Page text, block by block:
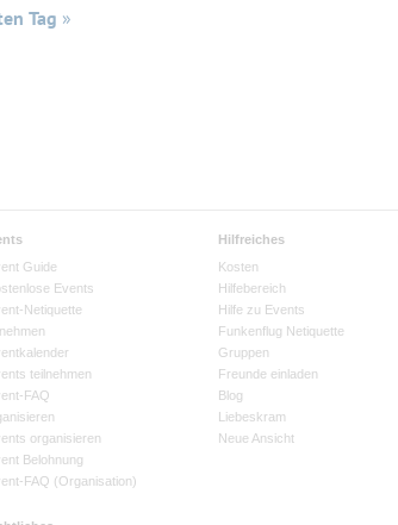
Tag »
Guide
Events
Netiquette
teilnehmen
FAQ
organisieren
Belohnung
FAQ (Organisation)
Hilfreiches
Kosten
Hilfebereich
Hilfe zu Events
Funkenflug Netiquette
Gruppen
Freunde einladen
Blog
Liebeskram
Neue Ansicht